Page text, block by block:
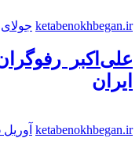
ketabenokhbegan.ir جولای 27, 2021
علی‌اکبر
ایران
ketabenokhbegan.ir آوریل 26, 2021